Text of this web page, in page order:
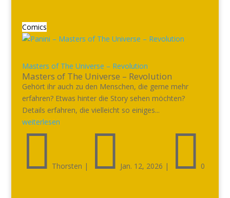
Comics
Masters of The Universe – Revolution
Masters of The Universe – Revolution
Gehört ihr auch zu den Menschen, die gerne mehr
erfahren? Etwas hinter die Story sehen möchten?
Details erfahren, die vielleicht so einiges...
weiterlesen
 Thorsten |  Jan. 12, 2026 |  0